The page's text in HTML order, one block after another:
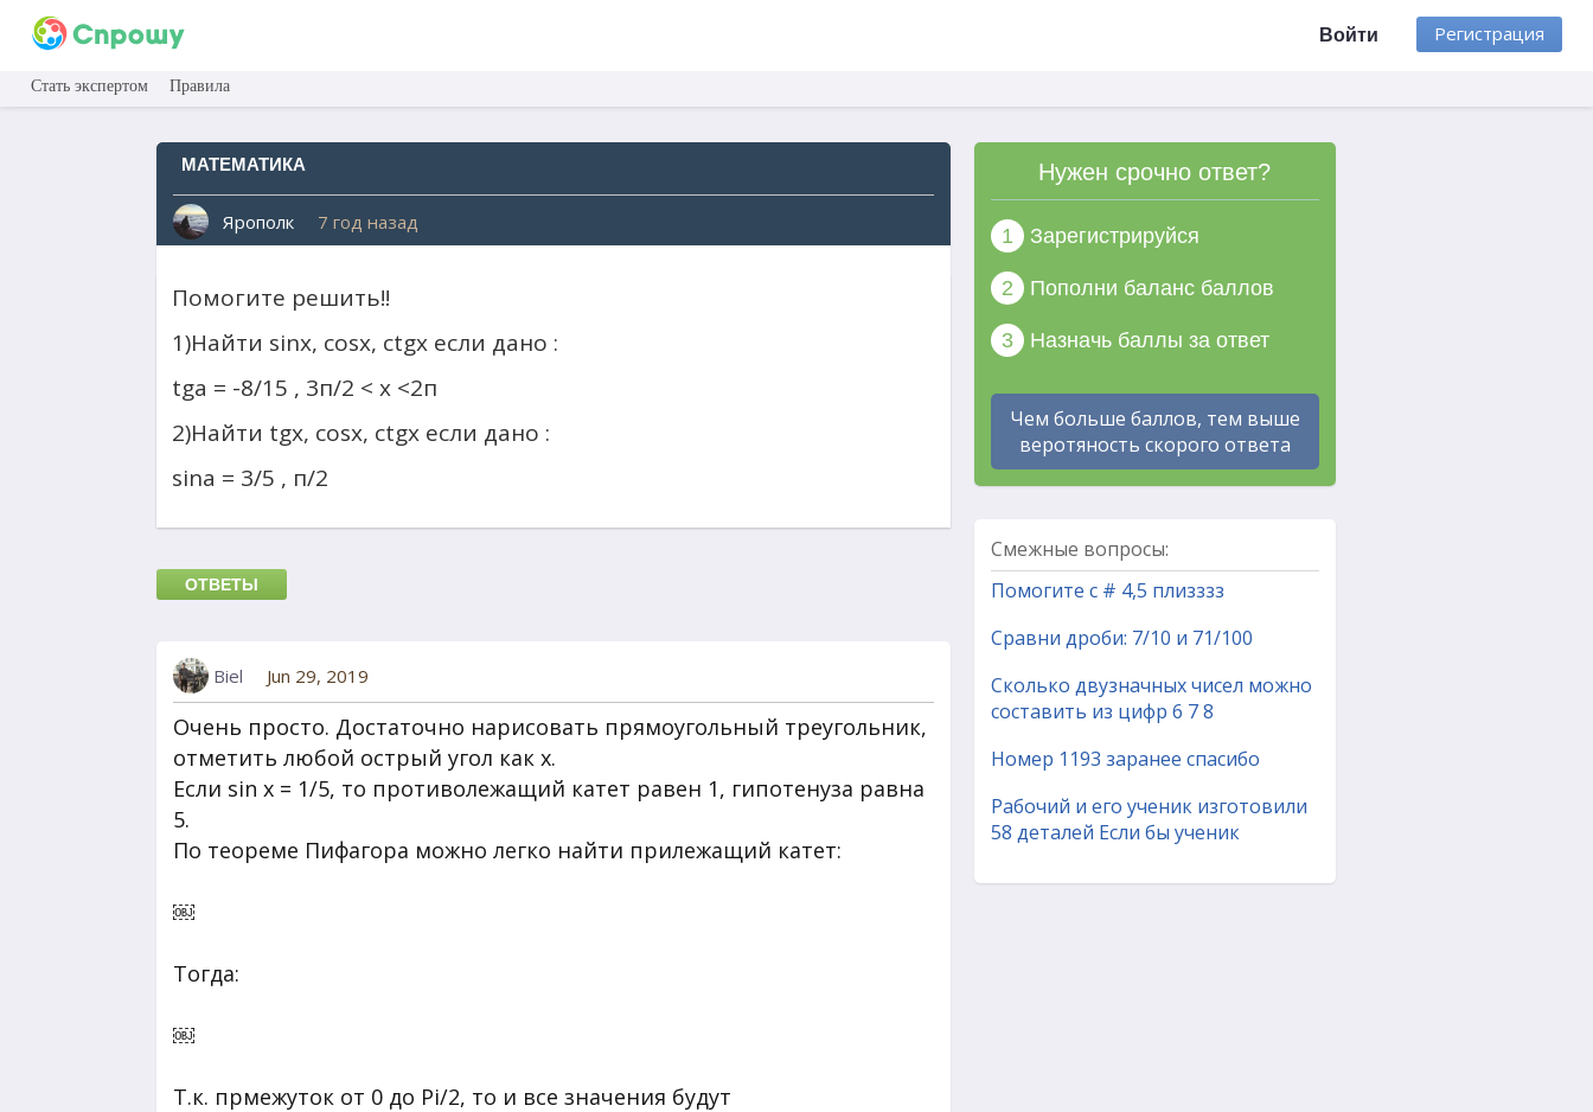
Регистрация
Войти
Стать экспертом Правила
МАТЕМАТИКА
Ярополк 7 год назад
Помогите решить!!
1)Найти sinx, cosx, ctgx если дано :
tga = -8/15 , 3п/2 < x <2п
2)Найти tgx, cosx, ctgx если дано :
sina = 3/5 , п/2
ОТВЕТЫ
Biel Jun 29, 2019
Очень просто. Достаточно нарисовать прямоугольный треугольник,
отметить любой острый угол как x.
Если sin x = 1/5, то противолежащий катет равен 1, гипотенуза равна
5.
По теореме Пифагора можно легко найти прилежащий катет:
￼
Тогда:
￼
Т.к. прмежуток от 0 до Pi/2, то и все значения будут
Нужен срочно ответ?
1 Зарегистрируйся
2 Пополни баланс баллов
3 Назначь баллы за ответ
Чем больше баллов, тем выше
веротяность скорого ответа
Смежные вопросы:
Помогите с # 4,5 плизззз
Сравни дроби: 7/10 и 71/100
Сколько двузначных чисел можно
составить из цифр 6 7 8
Номер 1193 заранее спасибо
Рабочий и его ученик изготовили
58 деталей Если бы ученик